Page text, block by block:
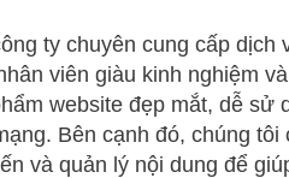
ty chuyên cung cấp dịch
viên giàu kinh nghiệm
website đẹp mắt, dễ
Bên cạnh đó, chúng
và quản lý nội dung để